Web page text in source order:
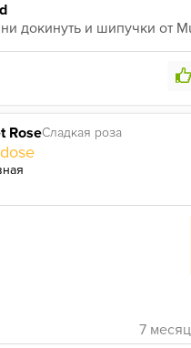
докинуть и шипучки от
RoseСладкая роза